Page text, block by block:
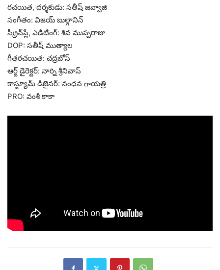
రచయిత, దర్శకుడు: సతీష్ జవ్వాజి
సంగీతం: విజయ్ బుల్గానిన్
స్క్రీన్‌ప్లే, ఎడిటింగ్: శివ ముప్పరాజు
DOP: సతీష్ ముత్యాల
గీతరచయిత: చద్రబోస్
ఆర్ట్ డైరెక్టర్: నార్ని శ్రీనివాస్
కాస్ట్యూమ్ డిజైనర్: నంధన గాయత్రి
PRO: వంశీ కాకా